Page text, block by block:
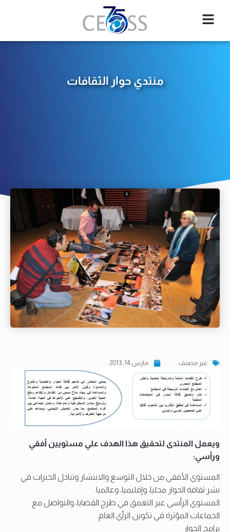
منتدي حوار الثقافات
غير مصنف مارس 14, 2013
ويعمل المنتدى لتحقيق هذا الهدف علي مستويين أفقي
ورأسي:
المستوي الأفقي من خلال التوسع والانتشار وتبادل الخبرات في
نشر ثقافة الحوار محليا، وإقليميا، وعالميا.
المستوي الرأسي عبر التعمق في طرح القضايا، والتواصل مع
الجماعات المؤثرة في تكوين الرأي العام.
برامج الحوار